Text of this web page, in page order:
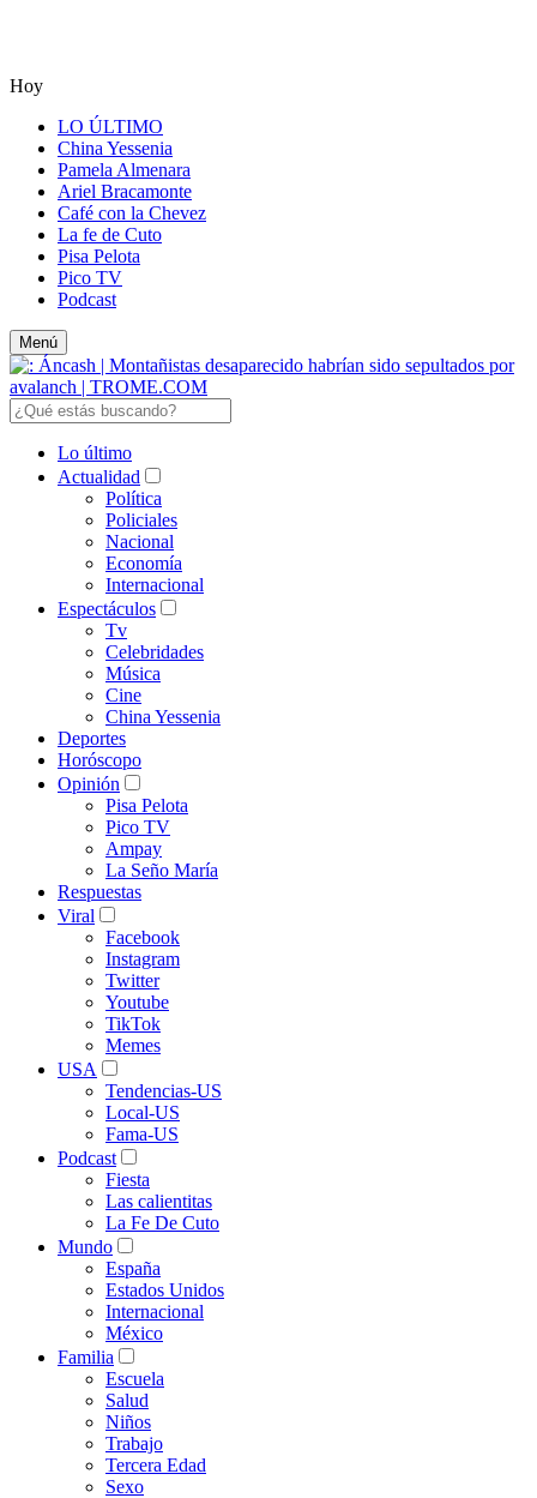
Hoy
LO ÚLTIMO
China Yessenia
Pamela Almenara
Ariel Bracamonte
Café con la Chevez
La fe de Cuto
Pisa Pelota
Pico TV
Podcast
Menú
Lo último
Actualidad
Política
Policiales
Nacional
Economía
Internacional
Espectáculos
Tv
Celebridades
Música
Cine
China Yessenia
Deportes
Horóscopo
Opinión
Pisa Pelota
Pico TV
Ampay
La Seño María
Respuestas
Viral
Facebook
Instagram
Twitter
Youtube
TikTok
Memes
USA
Tendencias-US
Local-US
Fama-US
Podcast
Fiesta
Las calientitas
La Fe De Cuto
Mundo
España
Estados Unidos
Internacional
México
Familia
Escuela
Salud
Niños
Trabajo
Tercera Edad
Sexo